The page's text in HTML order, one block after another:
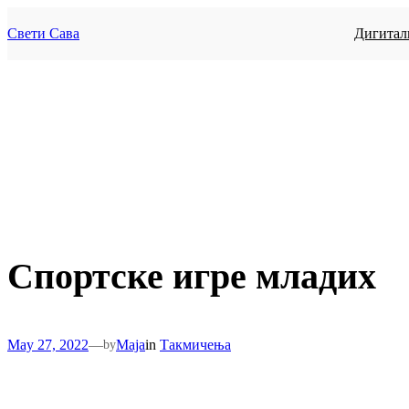
to
Свети Сава
Спортске игре младих
May 27, 2022—byMajain Такмичења